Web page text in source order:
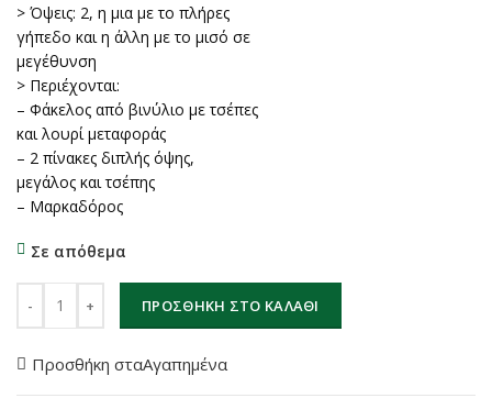
> Όψεις: 2, η μια με το πλήρες
γήπεδο και η άλλη με το μισό σε
μεγέθυνση
> Περιέχονται:
– Φάκελος από βινύλιο με τσέπες
και λουρί μεταφοράς
– 2 πίνακες διπλής όψης,
μεγάλος και τσέπης
– Μαρκαδόρος
Σε απόθεμα
ΠΡΟΣΘΉΚΗ ΣΤΟ ΚΑΛΆΘΙ
Προσθήκη σταΑγαπημένα